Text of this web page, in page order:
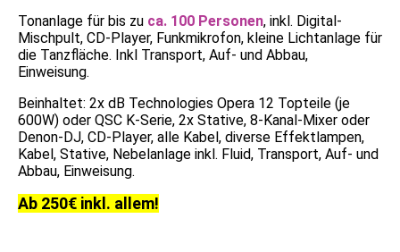
Tonanlage für bis zu ca. 100 Personen, inkl. Digital-
Mischpult, CD-Player, Funkmikrofon, kleine Lichtanlage für
die Tanzfläche. Inkl Transport, Auf- und Abbau,
Einweisung.
Beinhaltet: 2x dB Technologies Opera 12 Topteile (je
600W) oder QSC K-Serie, 2x Stative, 8-Kanal-Mixer oder
Denon-DJ, CD-Player, alle Kabel, diverse Effektlampen,
Kabel, Stative, Nebelanlage inkl. Fluid, Transport, Auf- und
Abbau, Einweisung.
Ab 250€ inkl. allem!